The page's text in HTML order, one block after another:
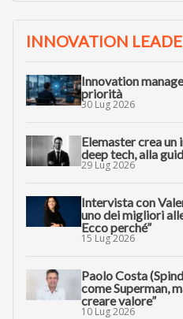
INNOVATION
Innovation
priorità
30 Lug 2026
Elemaster crea
deep tech, alla
29 Lug 2026
Intervista con
uno dei migliori
Ecco perché”
15 Lug 2026
Paolo Costa
come Superman,
creare valore”
10 Lug 2026